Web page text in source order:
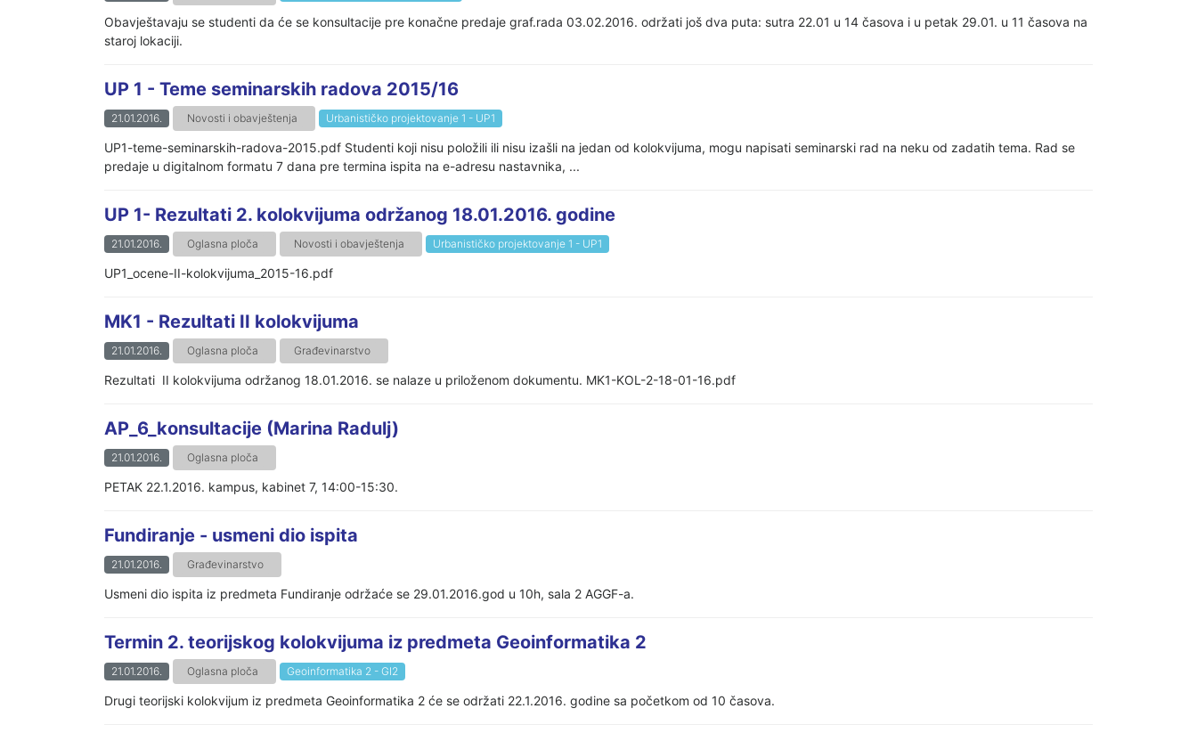
Obavještavaju se studenti da će se konsultacije pre konačne predaje graf.rada 03.02.2016. održati još dva puta: sutra 22.01 u 14 časova i u petak 29.01. u 11 časova na
staroj lokaciji.
UP 1 - Teme seminarskih radova 2015/16
21.01.2016. Novosti i obavještenja Urbanističko projektovanje 1 - UP1
UP1-teme-seminarskih-radova-2015.pdf Studenti koji nisu položili ili nisu izašli na jedan od kolokvijuma, mogu napisati seminarski rad na neku od zadatih tema. Rad se
predaje u digitalnom formatu 7 dana pre termina ispita na e-adresu nastavnika, ...
UP 1- Rezultati 2. kolokvijuma održanog 18.01.2016. godine
21.01.2016. Oglasna ploča Novosti i obavještenja Urbanističko projektovanje 1 - UP1
UP1_ocene-II-kolokvijuma_2015-16.pdf
MK1 - Rezultati II kolokvijuma
21.01.2016. Oglasna ploča Građevinarstvo
Rezultati II kolokvijuma održanog 18.01.2016. se nalaze u priloženom dokumentu. MK1-KOL-2-18-01-16.pdf
AP_6_konsultacije (Marina Radulj)
21.01.2016. Oglasna ploča
PETAK 22.1.2016. kampus, kabinet 7, 14:00-15:30.
Fundiranje - usmeni dio ispita
21.01.2016. Građevinarstvo
Usmeni dio ispita iz predmeta Fundiranje održaće se 29.01.2016.god u 10h, sala 2 AGGF-a.
Termin 2. teorijskog kolokvijuma iz predmeta Geoinformatika 2
21.01.2016. Oglasna ploča Geoinformatika 2 - GI2
Drugi teorijski kolokvijum iz predmeta Geoinformatika 2 će se održati 22.1.2016. godine sa početkom od 10 časova.